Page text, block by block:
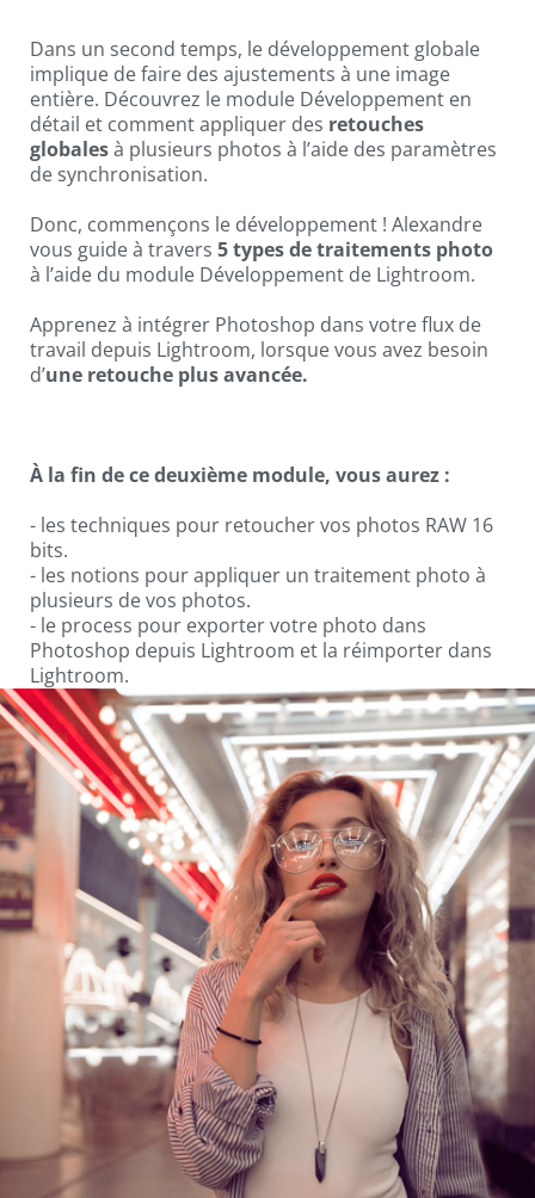
Dans un second temps, le développement globale
implique de faire des ajustements à une image
entière. Découvrez le module Développement en
détail et comment appliquer des retouches
globalesà plusieurs photos à l’aide des paramètres
de synchronisation.
Donc, commençons le développement ! Alexandre
vous guide à travers 5 types de traitements photo
à l’aide du module Développement de Lightroom.
Apprenez à intégrer Photoshop dans votre flux de
travail depuis Lightroom, lorsque vous avez besoin
d’une retouche plus avancée.
À la fin de ce deuxième module, vous aurez :
- les techniques pour retoucher vos photos RAW 16
bits.
- les notions pour appliquer un traitement photo à
plusieurs de vos photos.
- le process pour exporter votre photo dans
Photoshop depuis Lightroom et la réimporter dans
Lightroom.